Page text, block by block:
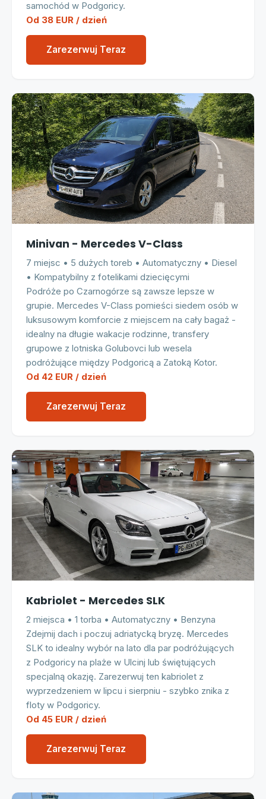
samochód w Podgoricy.
Od 38 EUR / dzień
Zarezerwuj Teraz
Minivan - Mercedes V-Class
7 miejsc • 5 dużych toreb • Automatyczny • Diesel
• Kompatybilny z fotelikami dziecięcymi
Podróże po Czarnogórze są zawsze lepsze w
grupie. Mercedes V-Class pomieści siedem osób w
luksusowym komforcie z miejscem na cały bagaż -
idealny na długie wakacje rodzinne, transfery
grupowe z lotniska Golubovci lub wesela
podróżujące między Podgoricą a Zatoką Kotor.
Od 42 EUR / dzień
Zarezerwuj Teraz
Kabriolet - Mercedes SLK
2 miejsca • 1 torba • Automatyczny • Benzyna
Zdejmij dach i poczuj adriatycką bryzę. Mercedes
SLK to idealny wybór na lato dla par podróżujących
z Podgoricy na plaże w Ulcinj lub świętujących
specjalną okazję. Zarezerwuj ten kabriolet z
wyprzedzeniem w lipcu i sierpniu - szybko znika z
floty w Podgoricy.
Od 45 EUR / dzień
Zarezerwuj Teraz